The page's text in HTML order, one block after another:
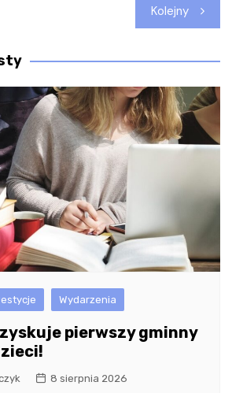
Kolejny
Wydarzenia
pierwszy gminny
8 sierpnia 2026